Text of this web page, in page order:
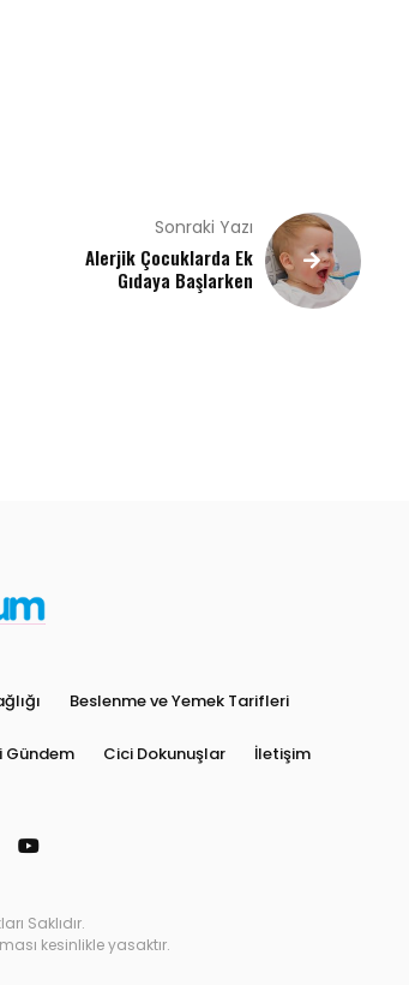
Sonraki Yazı
Alerjik Çocuklarda Ek
Gıdaya Başlarken
Beslenme ve Yemek Tarifleri
Gündem Cici Dokunuşlar İletişim
Saklıdır.
kesinlikle yasaktır.